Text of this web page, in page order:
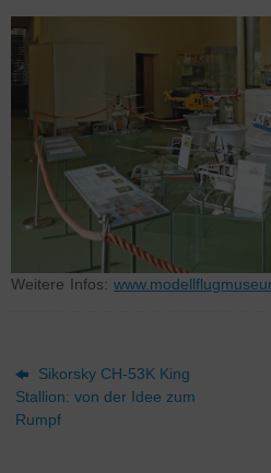
Weitere Infos:
Sikorsky CH-53K King
Stallion: von der Idee zum
Rumpf